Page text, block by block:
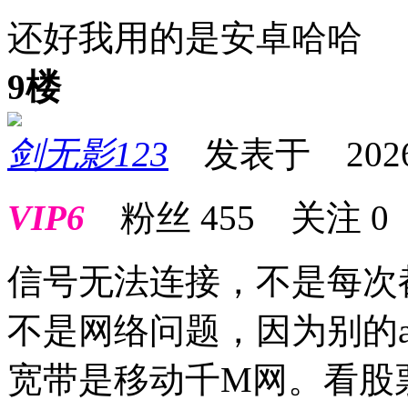
还好我用的是安卓哈哈
9楼
剑无影123 发表于
VIP6 粉丝 455 关注 0
信号无法连接，不是每
不是网络问题，因为别
宽带是移动千M网。看